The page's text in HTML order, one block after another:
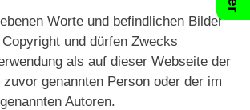
Worte und befindlichen Bilder
und dürfen Zwecks
als auf dieser Webseite der
genannten Person oder der im
Autoren.